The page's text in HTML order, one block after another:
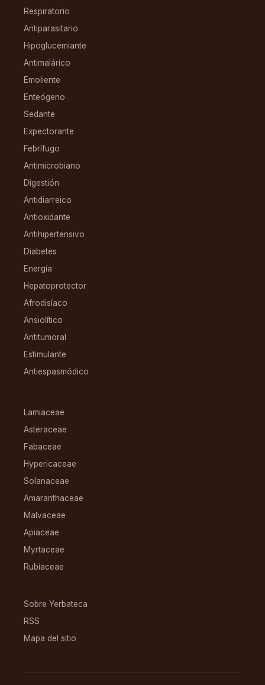
Respiratorio
Antiparasitario
Hipoglucemiante
Antimalárico
Emoliente
Enteógeno
Sedante
Expectorante
Febrífugo
Antimicrobiano
Digestión
Antidiarreico
Antioxidante
Antihipertensivo
Diabetes
Energía
Hepatoprotector
Afrodisíaco
Ansiolítico
Antitumoral
Estimulante
Antiespasmódico
Lamiaceae
Asteraceae
Fabaceae
Hypericaceae
Solanaceae
Amaranthaceae
Malvaceae
Apiaceae
Myrtaceae
Rubiaceae
Sobre Yerbateca
RSS
Mapa del sitio